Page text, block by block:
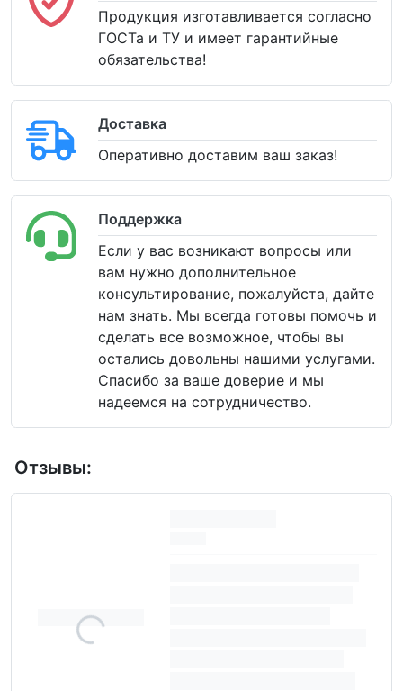
Продукция изготавливается согласно
ГОСТа и ТУ и имеет гарантийные
обязательства!
Доставка
Оперативно доставим ваш заказ!
Поддержка
Если у вас возникают вопросы или
вам нужно дополнительное
консультирование, пожалуйста, дайте
нам знать. Мы всегда готовы помочь и
сделать все возможное, чтобы вы
остались довольны нашими услугами.
Спасибо за ваше доверие и мы
надеемся на сотрудничество.
Отзывы: